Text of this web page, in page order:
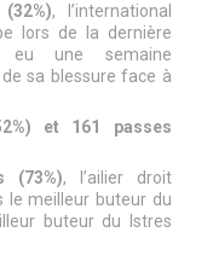
, l’international
lors de la dernière
une semaine
sa blessure face à
et 161 passes
(73%), l’ailier droit
le meilleur buteur du
buteur du Istres